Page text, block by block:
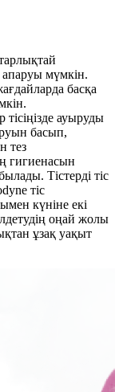
мүмкін.
басқа
ауыруды
басып,
тез
гигиенасын
Тістерді тіс
тіс
күніне екі
оңай жолы
ұзақ уақыт